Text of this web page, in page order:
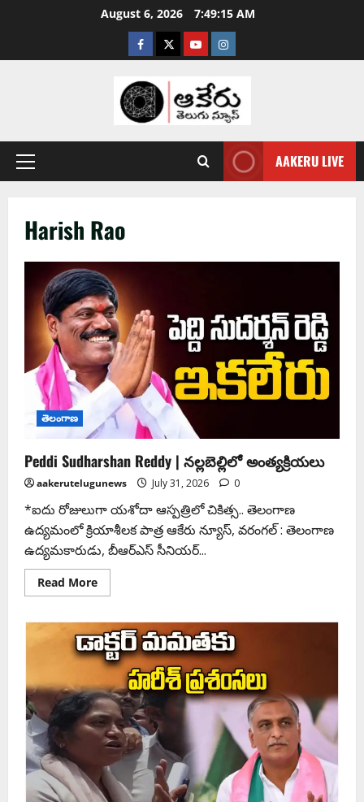
August 6, 2026 7:49:16 AM
AAKERU LIVE
Harish Rao
తెలంగాణ
Peddi Sudharshan Reddy | న‌ల్ల‌బెల్లిలో అంత్య‌క్రియ‌లు
aakerutelugunews July 31, 2026 0
*ఐదు రోజులుగా య‌శోదా ఆస్పత్రిలో చికిత్స.. తెలంగాణ
ఉద్య‌మంలో క్రియాశీల‌క పాత్ర ఆకేరు న్యూస్‌, వ‌రంగ‌ల్ : తెలంగాణ
ఉద్యమకారుడు, బీఆర్‌ఎస్‌ సీనియర్‌...
Read More